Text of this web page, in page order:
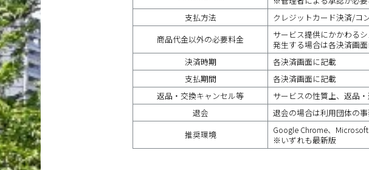
支払方法
クレジットカード決済/コ
商品代金以外の必要料金
サービス提供にかかわる
発生する場合は各決済画面
決済時期
各決済画面に記載
支払期間
各決済画面に記載
返品・交換キャンセル等
サービスの性質上、返品
退会
退会の場合は利用団体の
推奨環境
Google Chrome、
※いずれも最新版